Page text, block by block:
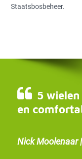
Staatsbosbeheer.
5
en
Nick Moolenaar